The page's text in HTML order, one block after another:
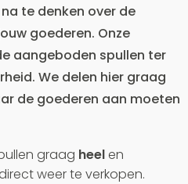
te denken over de
goederen. Onze
aangeboden spullen ter
We delen hier graag
de goederen aan moeten
graag heelen
weer te verkopen.